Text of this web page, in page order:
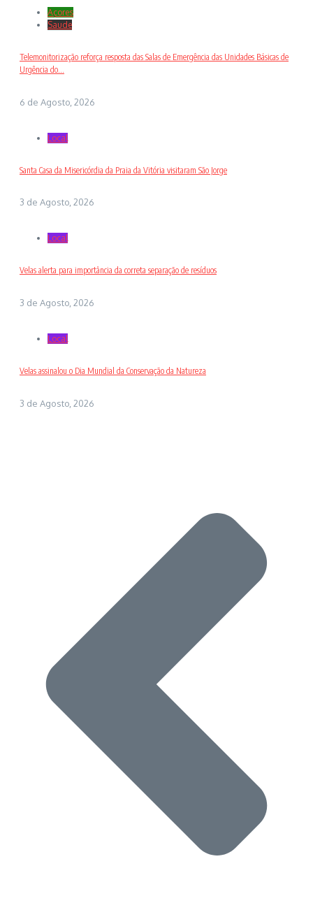
Açores
Saude
Telemonitorização reforça resposta das Salas de Emergência das Unidades Básicas de
Urgência do...
6 de Agosto, 2026
Local
Santa Casa da Misericórdia da Praia da Vitória visitaram São Jorge
3 de Agosto, 2026
Local
Velas alerta para importância da correta separação de resíduos
3 de Agosto, 2026
Local
Velas assinalou o Dia Mundial da Conservação da Natureza
3 de Agosto, 2026